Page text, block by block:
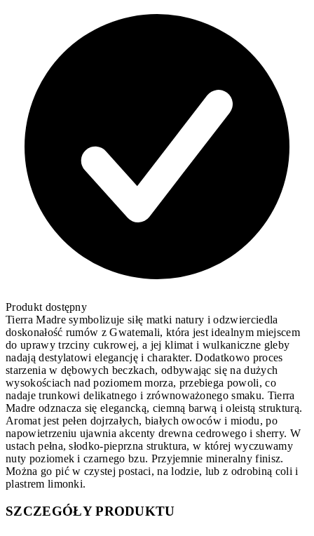
Produkt dostępny
Tierra Madre symbolizuje siłę matki natury i odzwierciedla
doskonałość rumów z Gwatemali, która jest idealnym miejscem
do uprawy trzciny cukrowej, a jej klimat i wulkaniczne gleby
nadają destylatowi elegancję i charakter. Dodatkowo proces
starzenia w dębowych beczkach, odbywając się na dużych
wysokościach nad poziomem morza, przebiega powoli, co
nadaje trunkowi delikatnego i zrównoważonego smaku. Tierra
Madre odznacza się elegancką, ciemną barwą i oleistą strukturą.
Aromat jest pełen dojrzałych, białych owoców i miodu, po
napowietrzeniu ujawnia akcenty drewna cedrowego i sherry. W
ustach pełna, słodko-pieprzna struktura, w której wyczuwamy
nuty poziomek i czarnego bzu. Przyjemnie mineralny finisz.
Można go pić w czystej postaci, na lodzie, lub z odrobiną coli i
plastrem limonki.
SZCZEGÓŁY PRODUKTU